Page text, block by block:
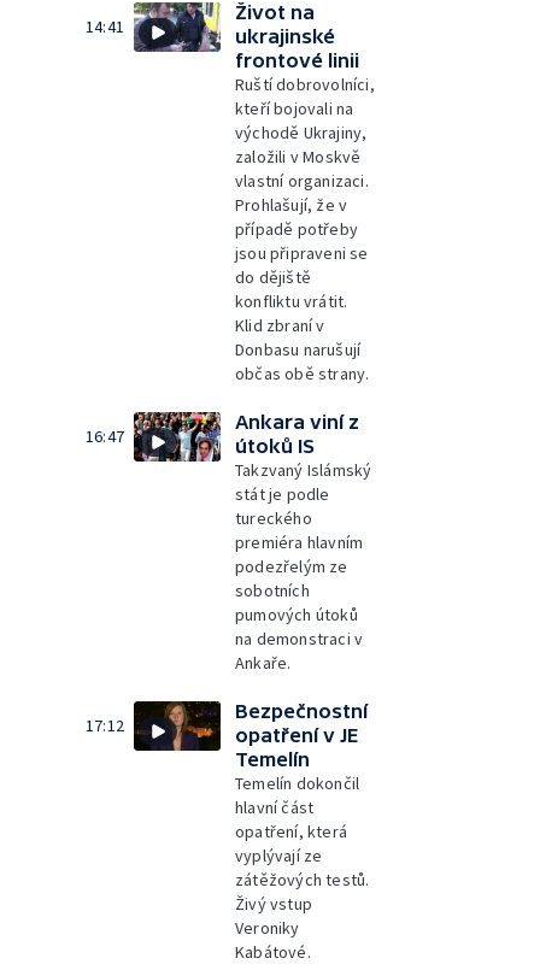
14:41
Život na
ukrajinské
frontové linii
Ruští dobrovolníci,
kteří bojovali na
východě Ukrajiny,
založili v Moskvě
vlastní organizaci.
Prohlašují, že v
případě potřeby
jsou připraveni se
do dějiště
konfliktu vrátit.
Klid zbraní v
Donbasu narušují
občas obě strany.
16:47
Ankara viní z
útoků IS
Takzvaný Islámský
stát je podle
tureckého
premiéra hlavním
podezřelým ze
sobotních
pumových útoků
na demonstraci v
Ankaře.
17:12
Bezpečnostní
opatření v JE
Temelín
Temelín dokončil
hlavní část
opatření, která
vyplývají ze
zátěžových testů.
Živý vstup
Veroniky
Kabátové.